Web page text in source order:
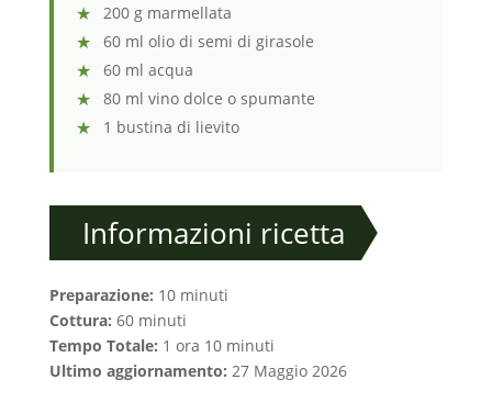
200 g marmellata
60 ml olio di semi di girasole
60 ml acqua
80 ml vino dolce o spumante
1 bustina di lievito
Informazioni ricetta
Preparazione: 10 minuti
Cottura: 60 minuti
Tempo Totale: 1 ora 10 minuti
Ultimo aggiornamento: 27 Maggio 2026